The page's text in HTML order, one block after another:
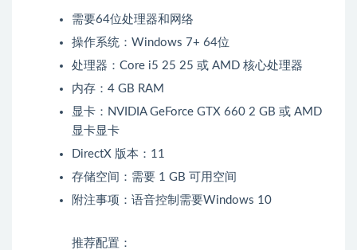
需要64位处理器和网络
操作系统：Windows 7+ 64位
处理器：Core i5 25 25 或 AMD 核心处理器
内存：4 GB RAM
显卡：NVIDIA GeForce GTX 660 2 GB 或 AMD
显卡显卡
DirectX 版本：11
存储空间：需要 1 GB 可用空间
附注事项：语音控制需要Windows 10
推荐配置：